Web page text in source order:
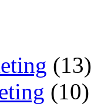
(13)
(10)